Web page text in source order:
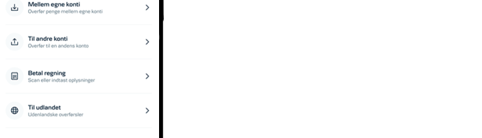
: Du kan slette en Betalingsservice-aftale indtil den
bankdag kl. 16 for næste betaling. Sletter du den senere,
betalingen gennemført og aftalen derefter slettet, så
én gang, du ikke vil betale
: Er det kun denne ene gang, du ikke vil